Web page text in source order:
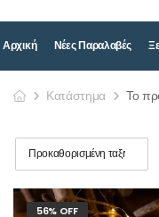
Αρχική Νέες Παραλαβές
Κατάστημα Το
56% OFF